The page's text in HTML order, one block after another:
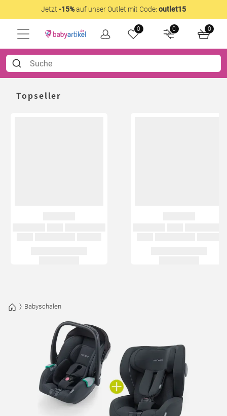
Jetzt -15%auf unser Outlet mit Code: outlet15
0 0 0
Topseller
Babyschalen